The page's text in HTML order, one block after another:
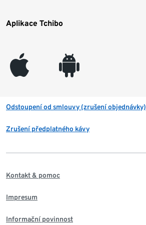
Aplikace Tchibo
appleinc android
Odstoupení od smlouvy (zrušení objednávky)
Zrušení předplatného kávy
Kontakt & pomoc
Impresum
Informační povinnost